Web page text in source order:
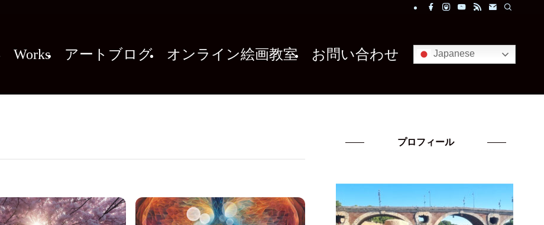
Works アートブログ オンライン絵画教室 お問い合わせ Japanese
プロフィール